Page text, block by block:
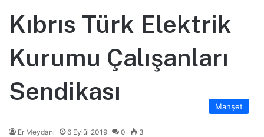
Kıbrıs Türk Elektrik
Kurumu Çalışanları
Sendikası
Manşet
Er Meydanı 6 Eylül 2019 0 3